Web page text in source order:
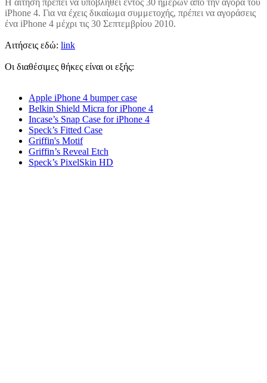
iPhone 4. Για να έχεις δικαίωμα συμμετοχής, πρέπει να αγοράσεις
ένα iPhone 4 μέχρι τις 30 Σεπτεμβρίου 2010.
Αιτήσεις εδώ: link
Οι διαθέσιμες θήκες είναι οι εξής:
Apple iPhone 4 bumper case
Belkin Shield Micra for iPhone 4
Incase’s Snap Case for iPhone 4
Speck’s Fitted Case
Griffin's Motif
Griffin’s Reveal Etch
Speck’s PixelSkin HD